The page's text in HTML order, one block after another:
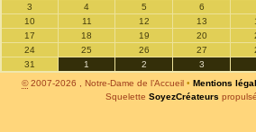
3
4 5 6
10
11 12 13
17
18 19 20
24
25 26 27
31
1 2 3
©2007-2026 , Notre-Dame de l’Accueil • Mentions
Squelette SoyezCréateurs